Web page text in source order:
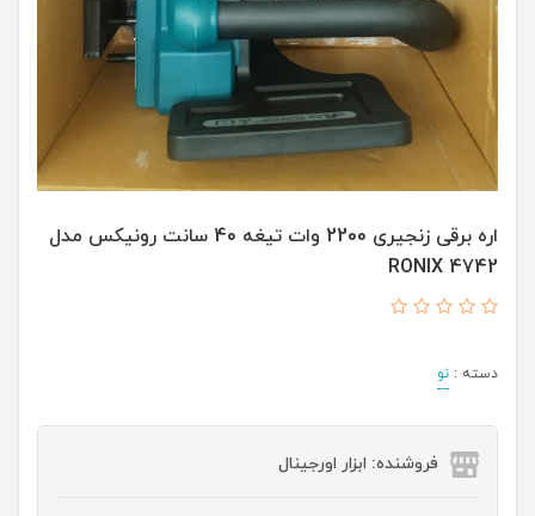
اره برقی زنجیری 2200 وات تیغه 40 سانت رونیکس مدل
RONIX 4742
دسته : نو
فروشنده: ابزار اورجینال